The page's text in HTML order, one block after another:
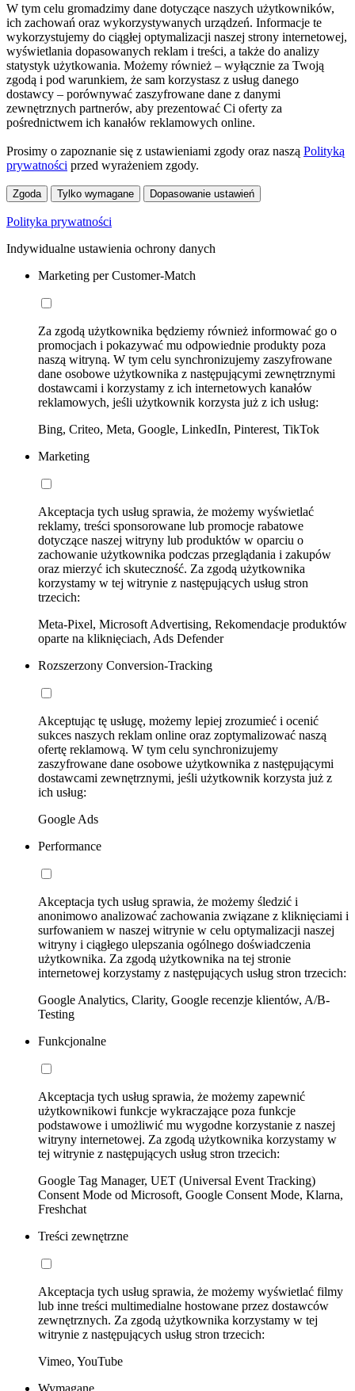
W tym celu gromadzimy dane dotyczące naszych użytkowników,
ich zachowań oraz wykorzystywanych urządzeń. Informacje te
wykorzystujemy do ciągłej optymalizacji naszej strony internetowej,
wyświetlania dopasowanych reklam i treści, a także do analizy
statystyk użytkowania. Możemy również – wyłącznie za Twoją
zgodą i pod warunkiem, że sam korzystasz z usług danego
dostawcy – porównywać zaszyfrowane dane z danymi
zewnętrznych partnerów, aby prezentować Ci oferty za
pośrednictwem ich kanałów reklamowych online.
Prosimy o zapoznanie się z ustawieniami zgody oraz naszą Polityką
prywatności przed wyrażeniem zgody.
Zgoda Tylko wymagane Dopasowanie ustawień
Polityka prywatności
Indywidualne ustawienia ochrony danych
Marketing per Customer-Match
Za zgodą użytkownika będziemy również informować go o
promocjach i pokazywać mu odpowiednie produkty poza
naszą witryną. W tym celu synchronizujemy zaszyfrowane
dane osobowe użytkownika z następującymi zewnętrznymi
dostawcami i korzystamy z ich internetowych kanałów
reklamowych, jeśli użytkownik korzysta już z ich usług:
Bing, Criteo, Meta, Google, LinkedIn, Pinterest, TikTok
Marketing
Akceptacja tych usług sprawia, że możemy wyświetlać
reklamy, treści sponsorowane lub promocje rabatowe
dotyczące naszej witryny lub produktów w oparciu o
zachowanie użytkownika podczas przeglądania i zakupów
oraz mierzyć ich skuteczność. Za zgodą użytkownika
korzystamy w tej witrynie z następujących usług stron
trzecich:
Meta-Pixel, Microsoft Advertising, Rekomendacje produktów
oparte na kliknięciach, Ads Defender
Rozszerzony Conversion-Tracking
Akceptując tę usługę, możemy lepiej zrozumieć i ocenić
sukces naszych reklam online oraz zoptymalizować naszą
ofertę reklamową. W tym celu synchronizujemy
zaszyfrowane dane osobowe użytkownika z następującymi
dostawcami zewnętrznymi, jeśli użytkownik korzysta już z
ich usług:
Google Ads
Performance
Akceptacja tych usług sprawia, że możemy śledzić i
anonimowo analizować zachowania związane z kliknięciami i
surfowaniem w naszej witrynie w celu optymalizacji naszej
witryny i ciągłego ulepszania ogólnego doświadczenia
użytkownika. Za zgodą użytkownika na tej stronie
internetowej korzystamy z następujących usług stron trzecich:
Google Analytics, Clarity, Google recenzje klientów, A/B-
Testing
Funkcjonalne
Akceptacja tych usług sprawia, że możemy zapewnić
użytkownikowi funkcje wykraczające poza funkcje
podstawowe i umożliwić mu wygodne korzystanie z naszej
witryny internetowej. Za zgodą użytkownika korzystamy w
tej witrynie z następujących usług stron trzecich:
Google Tag Manager, UET (Universal Event Tracking)
Consent Mode od Microsoft, Google Consent Mode, Klarna,
Freshchat
Treści zewnętrzne
Akceptacja tych usług sprawia, że możemy wyświetlać filmy
lub inne treści multimedialne hostowane przez dostawców
zewnętrznych. Za zgodą użytkownika korzystamy w tej
witrynie z następujących usług stron trzecich:
Vimeo, YouTube
Wymagane